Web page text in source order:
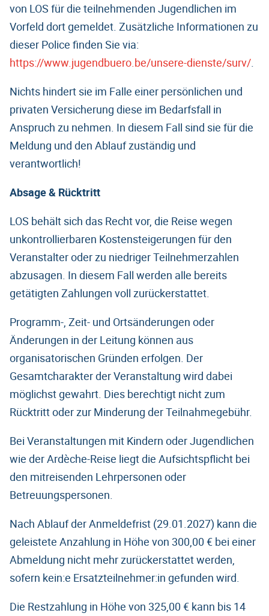
von LOS für die teilnehmenden Jugendlichen im
Vorfeld dort gemeldet. Zusätzliche Informationen zu
dieser Police finden Sie via:
https://www.jugendbuero.be/unsere-dienste/surv/.
Nichts hindert sie im Falle einer persönlichen und
privaten Versicherung diese im Bedarfsfall in
Anspruch zu nehmen. In diesem Fall sind sie für die
Meldung und den Ablauf zuständig und
verantwortlich!
Absage & Rücktritt
LOS behält sich das Recht vor, die Reise wegen
unkontrollierbaren Kostensteigerungen für den
Veranstalter oder zu niedriger Teilnehmerzahlen
abzusagen. In diesem Fall werden alle bereits
getätigten Zahlungen voll zurückerstattet.
Programm-, Zeit- und Ortsänderungen oder
Änderungen in der Leitung können aus
organisatorischen Gründen erfolgen. Der
Gesamtcharakter der Veranstaltung wird dabei
möglichst gewahrt. Dies berechtigt nicht zum
Rücktritt oder zur Minderung der Teilnahmegebühr.
Bei Veranstaltungen mit Kindern oder Jugendlichen
wie der Ardèche-Reise liegt die Aufsichtspflicht bei
den mitreisenden Lehrpersonen oder
Betreuungspersonen.
Nach Ablauf der Anmeldefrist (29.01.2027) kann die
geleistete Anzahlung in Höhe von 300,00 € bei einer
Abmeldung nicht mehr zurückerstattet werden,
sofern kein:e Ersatzteilnehmer:in gefunden wird.
Die Restzahlung in Höhe von 325,00 € kann bis 14